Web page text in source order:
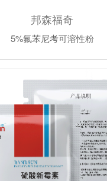
邦森福奇
5%氟苯尼考可溶性粉